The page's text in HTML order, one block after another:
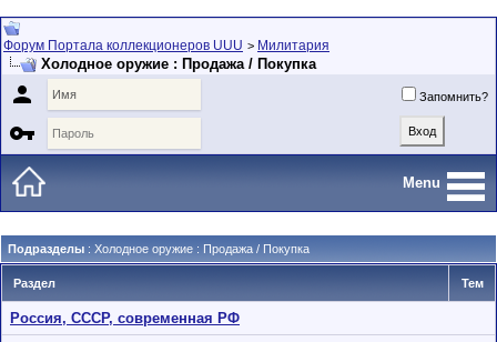
Форум Портала коллекционеров UUU > Милитария
Холодное оружие : Продажа / Покупка
 Запомнить?

Menu
Подразделы : Холодное оружие : Продажа / Покупка
Раздел Тем
Россия, СССР, современная РФ